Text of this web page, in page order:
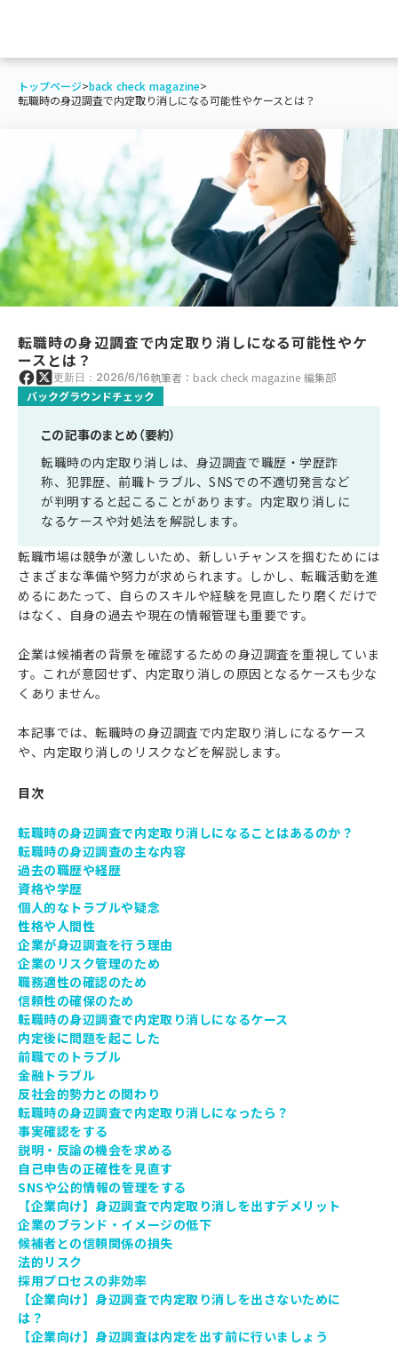
トップページ>back check magazine>
転職時の身辺調査で内定取り消しになる可能性やケースとは？
転職時の身辺調査で内定取り消しになる可能性やケ
ースとは？
更新日：2026/6/16執筆者：back check magazine 編集部
バックグラウンドチェック
この記事のまとめ（要約）
転職時の内定取り消しは、身辺調査で職歴・学歴詐
称、犯罪歴、前職トラブル、SNSでの不適切発言など
が判明すると起こることがあります。内定取り消しに
なるケースや対処法を解説します。
転職市場は競争が激しいため、新しいチャンスを掴むためには
さまざまな準備や努力が求められます。しかし、転職活動を進
めるにあたって、自らのスキルや経験を見直したり磨くだけで
はなく、自身の過去や現在の情報管理も重要です。
企業は候補者の背景を確認するための身辺調査を重視していま
す。これが意図せず、内定取り消しの原因となるケースも少な
くありません。
本記事では、転職時の身辺調査で内定取り消しになるケース
や、内定取り消しのリスクなどを解説します。
目次
転職時の身辺調査で内定取り消しになることはあるのか？
転職時の身辺調査の主な内容
過去の職歴や経歴
資格や学歴
個人的なトラブルや疑念
性格や人間性
企業が身辺調査を行う理由
企業のリスク管理のため
職務適性の確認のため
信頼性の確保のため
転職時の身辺調査で内定取り消しになるケース
内定後に問題を起こした
前職でのトラブル
金融トラブル
反社会的勢力との関わり
転職時の身辺調査で内定取り消しになったら？
事実確認をする
説明・反論の機会を求める
自己申告の正確性を見直す
SNSや公的情報の管理をする
【企業向け】身辺調査で内定取り消しを出すデメリット
企業のブランド・イメージの低下
候補者との信頼関係の損失
法的リスク
採用プロセスの非効率
【企業向け】身辺調査で内定取り消しを出さないために
は？
【企業向け】身辺調査は内定を出す前に行いましょう